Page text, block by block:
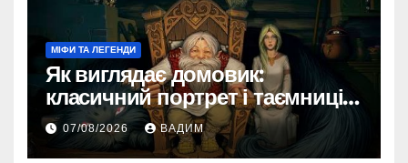
МІФИ ТА ЛЕГЕНДИ
Як виглядає домовик:
класичний портрет і таємниці
зовнішності
07/08/2026 ВАДИМ